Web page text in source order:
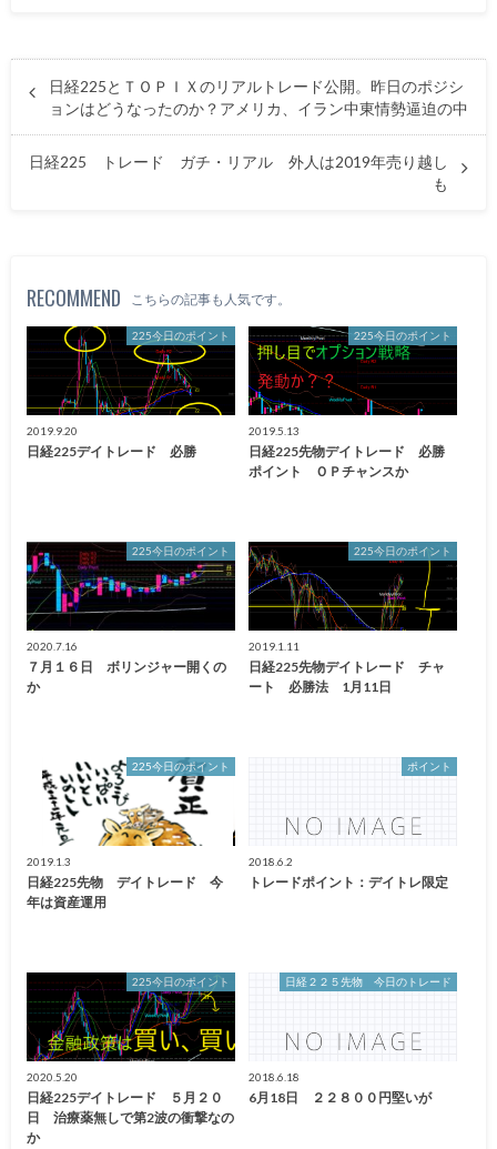
日経225とＴＯＰＩＸのリアルトレード公開。昨日のポジシ
ョンはどうなったのか？アメリカ、イラン中東情勢逼迫の中
日経225 トレード ガチ・リアル 外人は2019年売り越し
も
RECOMMEND こちらの記事も人気です。
225今日のポイント
2019.9.20
日経225デイトレード 必勝
225今日のポイント
2019.5.13
日経225先物デイトレード 必勝
ポイント ＯＰチャンスか
225今日のポイント
2020.7.16
７月１６日 ボリンジャー開くの
か
225今日のポイント
2019.1.11
日経225先物デイトレード チャ
ート 必勝法 1月11日
225今日のポイント
2019.1.3
日経225先物 デイトレード 今
年は資産運用
ポイント
2018.6.2
トレードポイント：デイトレ限定
225今日のポイント
2020.5.20
日経225デイトレード ５月２０
日 治療薬無しで第2波の衝撃なの
か
日経２２５先物 今日のトレード
2018.6.18
6月18日 ２２８００円堅いが